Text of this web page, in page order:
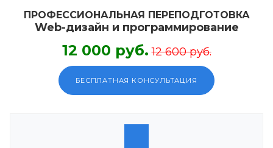
ПРОФЕССИОНАЛЬНАЯ ПЕРЕПОДГОТОВКА
Web-дизайн и программирование
12 000 руб. 12 600 руб.
БЕСПЛАТНАЯ КОНСУЛЬТАЦИЯ